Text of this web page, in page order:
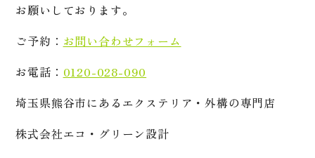
お願いしております。
ご予約： お問い合わせフォーム
お電話： 0120-028-090
埼玉県熊谷市にあるエクステリア・外構の専門店
株式会社エコ・グリーン設計